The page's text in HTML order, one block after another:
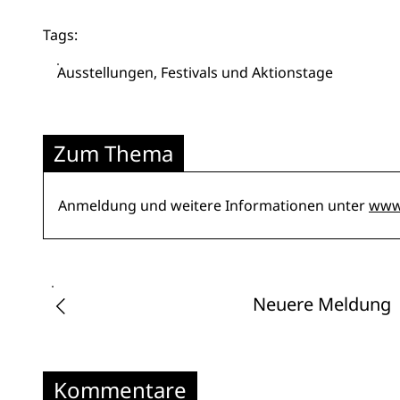
Tags:
Ausstellungen, Festivals und Aktionstage
Zum Thema
Anmeldung und weitere Informationen unter
Neuere Meldung
Kommentare